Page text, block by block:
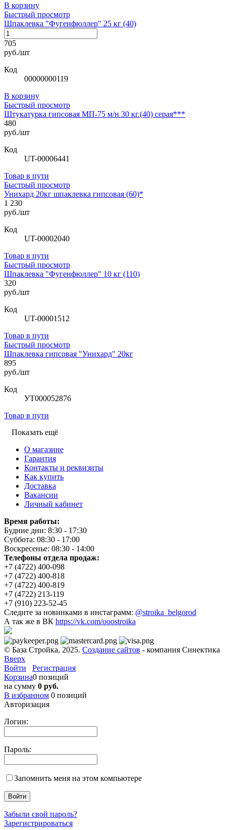
В корзину
Быстрый просмотр
Шпаклевка "Фугенфюллер" 25 кг (40)
705
руб./шт
Код
00000000119
В корзину
Быстрый просмотр
Штукатурка гипсовая МП-75 м/н 30 кг.(40) серая***
480
руб./шт
Код
UT-00006441
Товар в пути
Быстрый просмотр
Унихард 20кг шпаклевка гипсовая (60)*
1 230
руб./шт
Код
UT-00002040
Товар в пути
Быстрый просмотр
Шпаклевка "Фугенфюллер" 10 кг (110)
320
руб./шт
Код
UT-00001512
Товар в пути
Быстрый просмотр
Шпаклевка гипсовая "Унихард" 20кг
895
руб./шт
Код
УТ000052876
Товар в пути
Показать ещё
О магазине
Гарантия
Контакты и реквизиты
Как купить
Доставка
Вакансии
Личный кабинет
Время работы:
Будние дни: 8:30 - 17:30
Суббота: 08:30 - 17:00
Воскресенье: 08:30 - 14:00
Телефоны отдела продаж:
+7 (4722) 400-098
+7 (4722) 400-818
+7 (4722) 400-819
+7 (4722) 213-119
+7 (910) 223-52-45
Следите за новинками в инстаграмм: @stroika_belgorod
А так же в ВК https://vk.com/ooostroika
© База Стройка, 2025. Создание сайтов - компания Синектика
Вверх
Войти
Регистрация
Корзина0 позиций
на сумму 0 руб.
В избранном 0 позиций
Авторизация
Логин:
Пароль:
Запомнить меня на этом компьютере
Забыли свой пароль?
Зарегистрироваться